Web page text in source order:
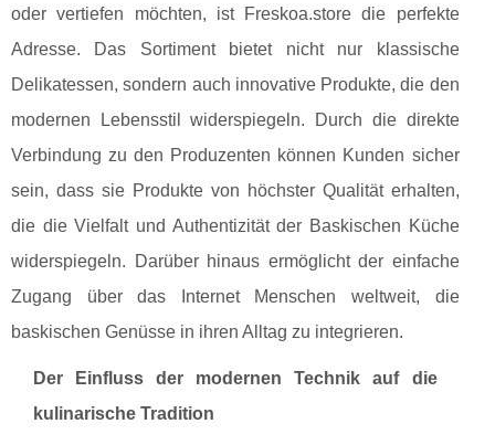
oder vertiefen möchten, ist Freskoa.store die perfekte
Adresse. Das Sortiment bietet nicht nur klassische
Delikatessen, sondern auch innovative Produkte, die den
modernen Lebensstil widerspiegeln. Durch die direkte
Verbindung zu den Produzenten können Kunden sicher
sein, dass sie Produkte von höchster Qualität erhalten,
die die Vielfalt und Authentizität der Baskischen Küche
widerspiegeln. Darüber hinaus ermöglicht der einfache
Zugang über das Internet Menschen weltweit, die
baskischen Genüsse in ihren Alltag zu integrieren.
Der Einfluss der modernen Technik auf die
kulinarische Tradition